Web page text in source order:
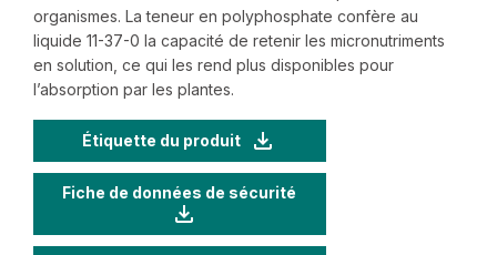
organismes. La teneur en polyphosphate confère au
liquide ‍11-‍37-‍0 la capacité de retenir les micronutriments
en solution, ce qui les rend plus disponibles pour
l’absorption par les plantes.
Étiquette du produit
Fiche de données de sécurité